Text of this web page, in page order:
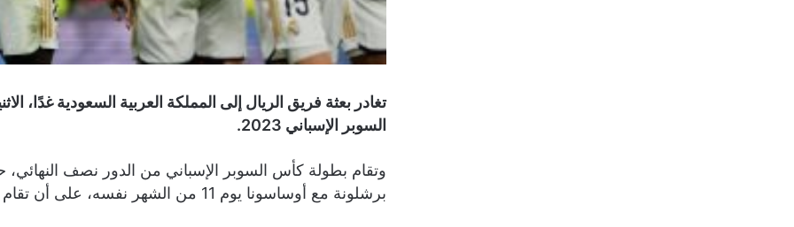
تغادر بعثة فريق الريال إلى المملكة العربية السعودية غدًا،
السوبر الإسباني 2023.
برشلونة مع أوساسونا يوم 11 من الشهر نفسه، على أن تقام مباراة النهائي يوم 14 يناير الجاري.